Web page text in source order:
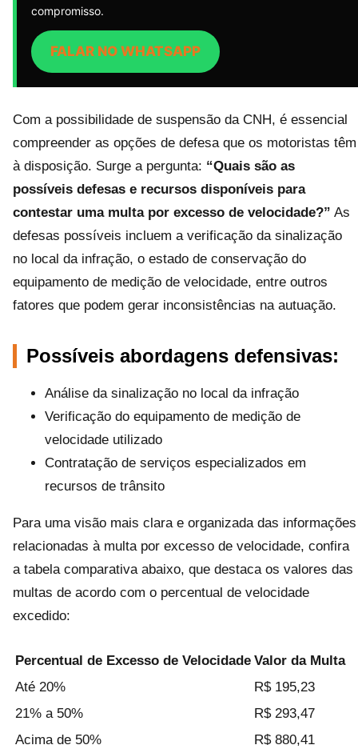
compromisso.
FALAR NO WHATSAPP
Com a possibilidade de suspensão da CNH, é essencial
compreender as opções de defesa que os motoristas têm
à disposição. Surge a pergunta: “Quais são as
possíveis defesas e recursos disponíveis para
contestar uma multa por excesso de velocidade?” As
defesas possíveis incluem a verificação da sinalização
no local da infração, o estado de conservação do
equipamento de medição de velocidade, entre outros
fatores que podem gerar inconsistências na autuação.
Possíveis abordagens defensivas:
Análise da sinalização no local da infração
Verificação do equipamento de medição de
velocidade utilizado
Contratação de serviços especializados em
recursos de trânsito
Para uma visão mais clara e organizada das informações
relacionadas à multa por excesso de velocidade, confira
a tabela comparativa abaixo, que destaca os valores das
multas de acordo com o percentual de velocidade
excedido:
Percentual de Excesso de Velocidade Valor da Multa
Até 20%
R$ 195,23
21% a 50%
R$ 293,47
Acima de 50%
R$ 880,41